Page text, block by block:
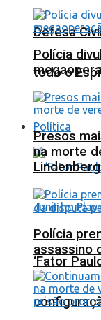
Defesa
todo o
Política
‘Fator
Polícia
Presos
na morte
Lindenberg
Polícia
assassino